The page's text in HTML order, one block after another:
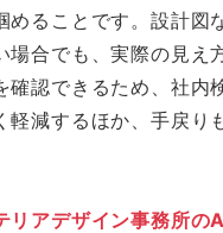
めることです。設計図
場合でも、実際の見え
確認できるため、社内
軽減するほか、手戻り
リアデザイン事務所の